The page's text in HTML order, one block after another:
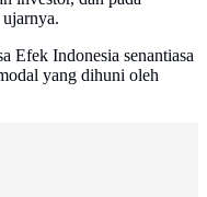
Efek Indonesia senantiasa
yang dihuni oleh